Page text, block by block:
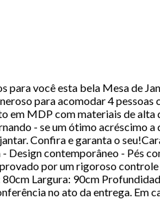
você esta bela Mesa de
para acomodar 4
em MDP com materiais de alta
- se um ótimo acréscimo a
Confira e garanta o
contemporâneo - Pés
por um rigoroso
Largura: 90cm
no ato da entrega. Em